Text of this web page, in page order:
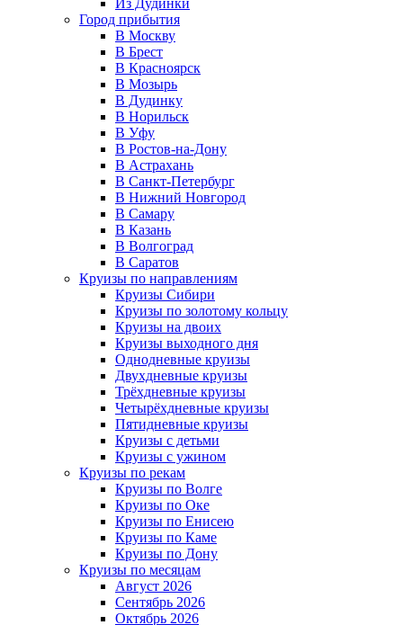
Из Дудинки
Город прибытия
В Москву
В Брест
В Красноярск
В Мозырь
В Дудинку
В Норильск
В Уфу
В Ростов-на-Дону
В Астрахань
В Санкт-Петербург
В Нижний Новгород
В Самару
В Казань
В Волгоград
В Саратов
Круизы по направлениям
Круизы Сибири
Круизы по золотому кольцу
Круизы на двоих
Круизы выходного дня
Однодневные круизы
Двухдневные круизы
Трёхдневные круизы
Четырёхдневные круизы
Пятидневные круизы
Круизы с детьми
Круизы с ужином
Круизы по рекам
Круизы по Волге
Круизы по Оке
Круизы по Енисею
Круизы по Каме
Круизы по Дону
Круизы по месяцам
Август 2026
Сентябрь 2026
Октябрь 2026